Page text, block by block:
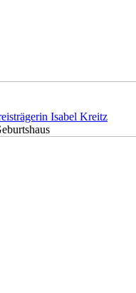
Isabel Kreitz